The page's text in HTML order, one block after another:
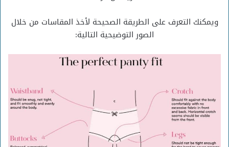
ويمكنك التعرف على الطريقة الصحيحة لأخذ المقاسات من خلال
الصور التوضيحية التالية: